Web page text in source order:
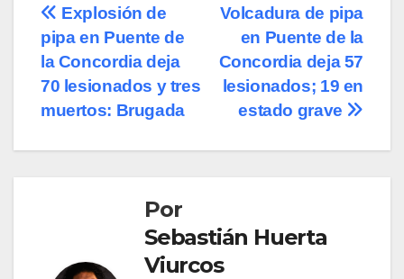
Navegación
de
entradas
Volcadura de pipa
en Puente de la
Concordia deja 57
lesionados; 19 en
estado grave
Explosión de
pipa en Puente de
la Concordia deja
70 lesionados y tres
muertos: Brugada
Por
Sebastián Huerta
Viurcos